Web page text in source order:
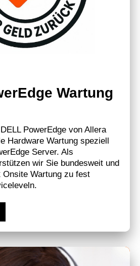
Wartung
PowerEdge von Allera
Hardware Wartung speziell
Server. Als
wir Sie bundesweit und
Wartung zu fest